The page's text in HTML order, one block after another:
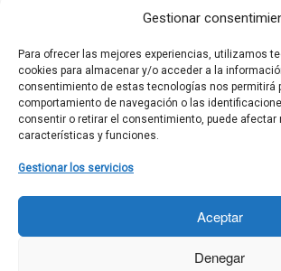
Gestionar
Para ofrecer las mejores experiencias, utilizamos
cookies para almacenar y/o acceder a la
consentimiento de estas tecnologías nos permitirá
comportamiento de navegación o las
consentir o retirar el consentimiento, puede afectar
características y funciones.
Gestionar los servicios
Aceptar
Denegar